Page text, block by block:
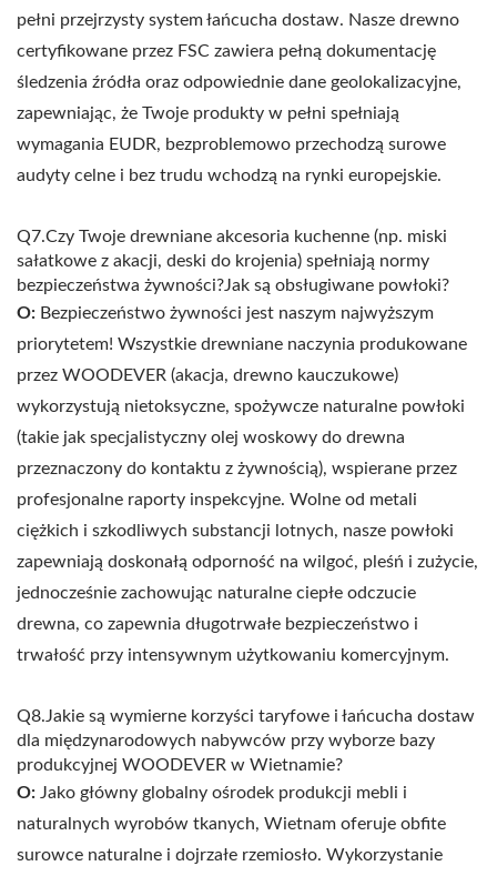
pełni przejrzysty system łańcucha dostaw. Nasze drewno
certyfikowane przez FSC zawiera pełną dokumentację
śledzenia źródła oraz odpowiednie dane geolokalizacyjne,
zapewniając, że Twoje produkty w pełni spełniają
wymagania EUDR, bezproblemowo przechodzą surowe
audyty celne i bez trudu wchodzą na rynki europejskie.
Q7.Czy Twoje drewniane akcesoria kuchenne (np. miski
sałatkowe z akacji, deski do krojenia) spełniają normy
bezpieczeństwa żywności?Jak są obsługiwane powłoki?
O: Bezpieczeństwo żywności jest naszym najwyższym
priorytetem! Wszystkie drewniane naczynia produkowane
przez WOODEVER (akacja, drewno kauczukowe)
wykorzystują nietoksyczne, spożywcze naturalne powłoki
(takie jak specjalistyczny olej woskowy do drewna
przeznaczony do kontaktu z żywnością), wspierane przez
profesjonalne raporty inspekcyjne. Wolne od metali
ciężkich i szkodliwych substancji lotnych, nasze powłoki
zapewniają doskonałą odporność na wilgoć, pleśń i zużycie,
jednocześnie zachowując naturalne ciepłe odczucie
drewna, co zapewnia długotrwałe bezpieczeństwo i
trwałość przy intensywnym użytkowaniu komercyjnym.
Q8.Jakie są wymierne korzyści taryfowe i łańcucha dostaw
dla międzynarodowych nabywców przy wyborze bazy
produkcyjnej WOODEVER w Wietnamie?
O: Jako główny globalny ośrodek produkcji mebli i
naturalnych wyrobów tkanych, Wietnam oferuje obfite
surowce naturalne i dojrzałe rzemiosło. Wykorzystanie